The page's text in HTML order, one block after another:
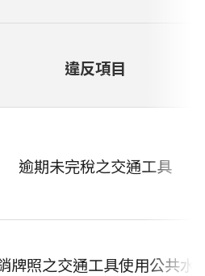
違反項目
逾期未完稅之交通工具
牌照之交通工具使用公共水